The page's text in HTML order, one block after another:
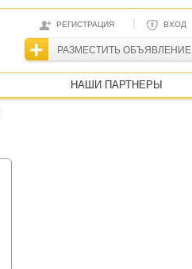
РЕГИСТРАЦИЯ | ВХОД
РАЗМЕСТИТЬ ОБЪЯВЛЕНИЕ
НАШИ ПАРТНЕРЫ